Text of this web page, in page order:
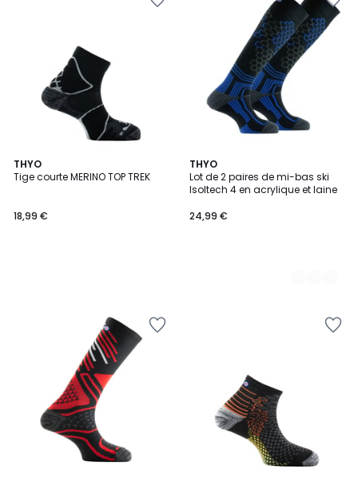
THYO
Tige courte MERINO TOP TREK
18,99 €
THYO
Lot de 2 paires de mi-bas ski
Isoltech 4 en acrylique et laine
24,99 €
2
Couleurs